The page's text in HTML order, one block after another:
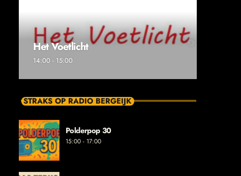
Het Voetlicht
14:00 - 15:00
STRAKS OP RADIO BERGEIJK
Polderpop 30
15:00 - 17:00